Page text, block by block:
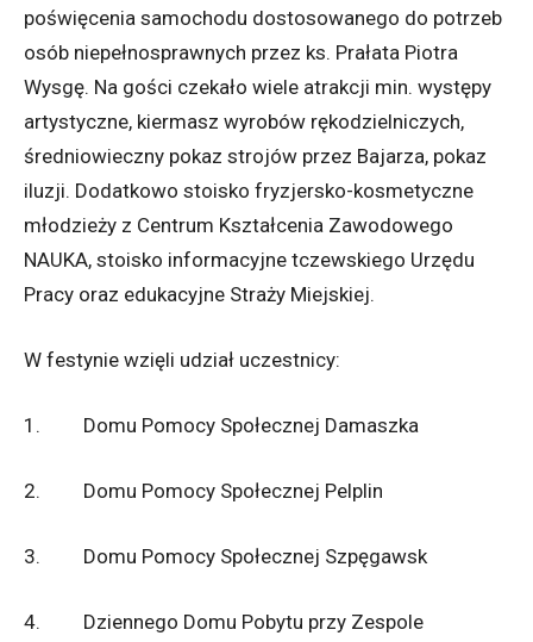
poświęcenia samochodu dostosowanego do potrzeb
osób niepełnosprawnych przez ks. Prałata Piotra
Wysgę. Na gości czekało wiele atrakcji min. występy
artystyczne, kiermasz wyrobów rękodzielniczych,
średniowieczny pokaz strojów przez Bajarza, pokaz
iluzji. Dodatkowo stoisko fryzjersko-kosmetyczne
młodzieży z Centrum Kształcenia Zawodowego
NAUKA, stoisko informacyjne tczewskiego Urzędu
Pracy oraz edukacyjne Straży Miejskiej.
W festynie wzięli udział uczestnicy:
1. Domu Pomocy Społecznej Damaszka
2. Domu Pomocy Społecznej Pelplin
3. Domu Pomocy Społecznej Szpęgawsk
4. Dziennego Domu Pobytu przy Zespole